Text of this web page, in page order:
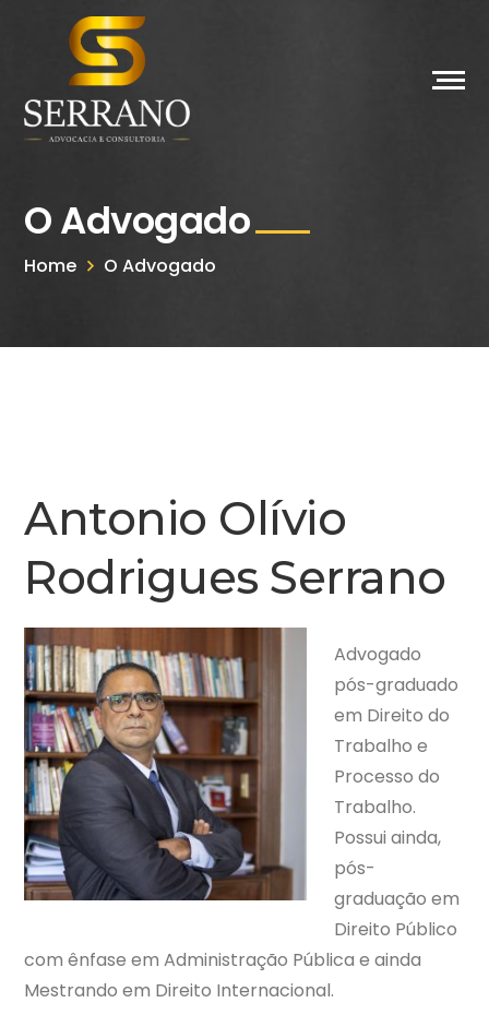
O Advogado
Home O Advogado
Antonio Olívio
Rodrigues Serrano
Advogado
pós-graduado
em Direito do
Trabalho e
Processo do
Trabalho.
Possui ainda,
pós-
graduação em
Direito Público
com ênfase em Administração Pública e ainda
Mestrando em Direito Internacional.